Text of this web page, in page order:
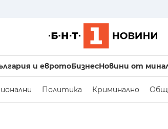
и евротоБизнесНовини от
Политика Криминално